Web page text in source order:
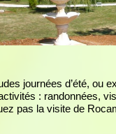
journées d’été, ou
: randonnées,
pas la visite de